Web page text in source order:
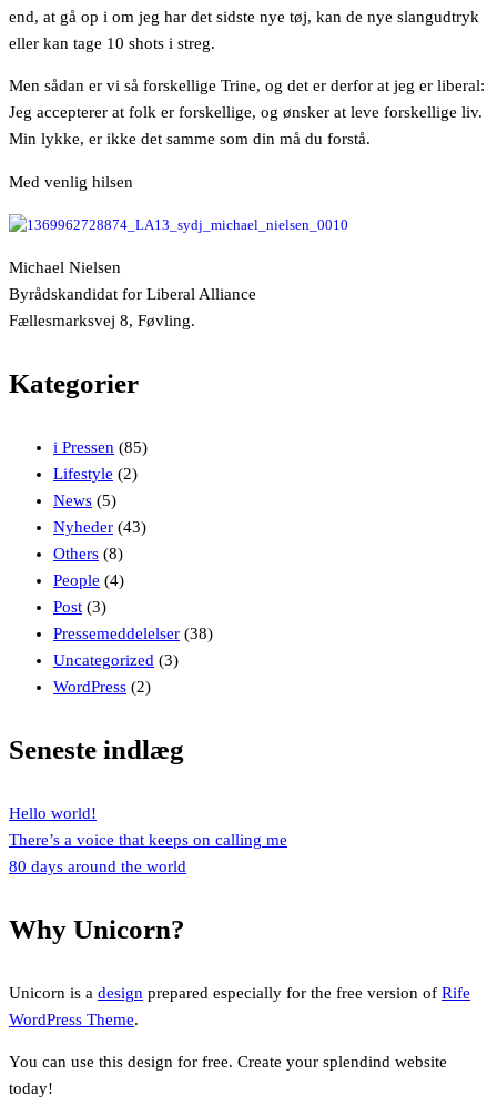
end, at gå op i om jeg har det sidste nye tøj, kan de nye slangudtryk
eller kan tage 10 shots i streg.
Men sådan er vi så forskellige Trine, og det er derfor at jeg er liberal:
Jeg accepterer at folk er forskellige, og ønsker at leve forskellige liv.
Min lykke, er ikke det samme som din må du forstå.
Med venlig hilsen
Michael Nielsen
Byrådskandidat for Liberal Alliance
Fællesmarksvej 8, Føvling.
Kategorier
i Pressen (85)
Lifestyle (2)
News (5)
Nyheder (43)
Others (8)
People (4)
Post (3)
Pressemeddelelser (38)
Uncategorized (3)
WordPress (2)
Seneste indlæg
Hello world!
There’s a voice that keeps on calling me
80 days around the world
Why Unicorn?
Unicorn is a design prepared especially for the free version of Rife
WordPress Theme.
You can use this design for free. Create your splendind website
today!